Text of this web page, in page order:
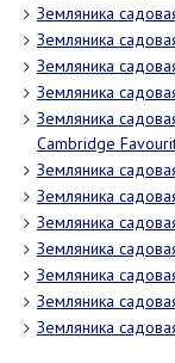
Земляника
Земляника
Земляника
Земляника
Земляника
Cambridge
Земляника
Земляника
Земляника
Земляника
Земляника
Земляника
Земляника